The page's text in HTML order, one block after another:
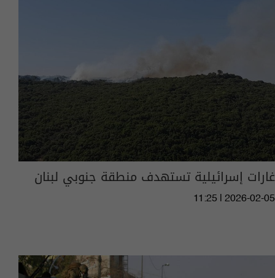
غارات إسرائيلية تستهدف منطقة جنوبي لبنان
11:25 | 2026-02-05